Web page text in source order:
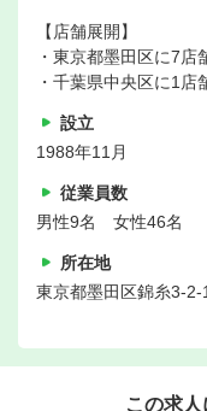
【店舗展開】
・東京都墨田区に7店
・千葉県中央区に1店
設立
1988年11月
従業員数
男性9名 女性46名
所在地
東京都墨田区錦糸3-
この求